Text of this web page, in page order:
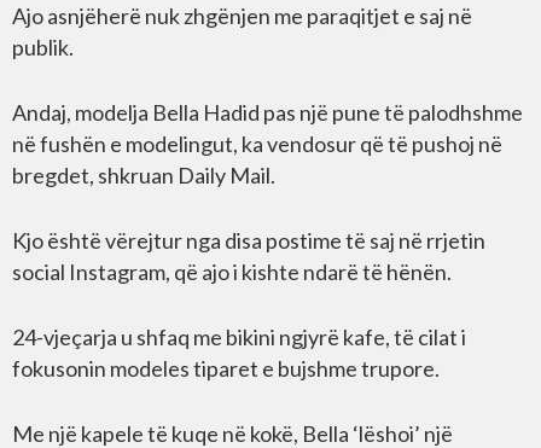
Ajo asnjëherë nuk zhgënjen me paraqitjet e saj në
publik.
Andaj, modelja Bella Hadid pas një pune të palodhshme
në fushën e modelingut, ka vendosur që të pushoj në
bregdet, shkruan Daily Mail.
Kjo është vërejtur nga disa postime të saj në rrjetin
social Instagram, që ajo i kishte ndarë të hënën.
24-vjeçarja u shfaq me bikini ngjyrë kafe, të cilat i
fokusonin modeles tiparet e bujshme trupore.
Me një kapele të kuqe në kokë, Bella ‘lëshoi’ një